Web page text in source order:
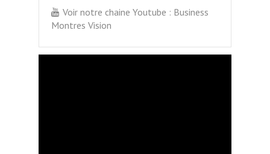
Voir notre chaine Youtube : Business
Montres Vision